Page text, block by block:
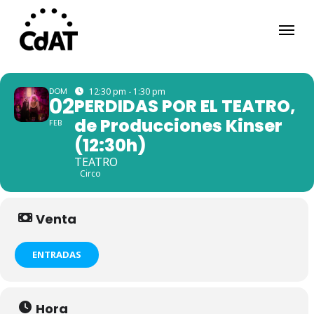
main
Menu
DOM
02
FEB
12:30 pm - 1:30 pm
PERDIDAS POR EL TEATRO,
de Producciones Kinser
(12:30h)
TEATRO
Circo
Venta
ENTRADAS
Hora